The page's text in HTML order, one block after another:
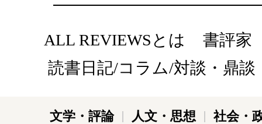
ALL REVIEWSとは
書評家
読書日記/コラム/対談・鼎談
文学・評論 人文・思想
社会・